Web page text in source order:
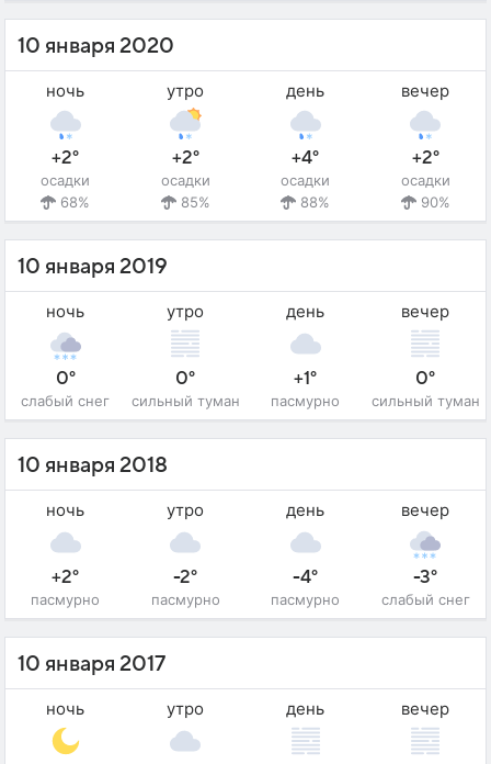
10 января 2020
ночь
+2°
осадки
68%
утро
+2°
осадки
85%
день
+4°
осадки
88%
вечер
+2°
осадки
90%
10 января 2019
ночь
0°
слабый снег
утро
0°
сильный туман
день
+1°
пасмурно
вечер
0°
сильный туман
10 января 2018
ночь
+2°
пасмурно
утро
-2°
пасмурно
день
-4°
пасмурно
вечер
-3°
слабый снег
10 января 2017
ночь утро день вечер